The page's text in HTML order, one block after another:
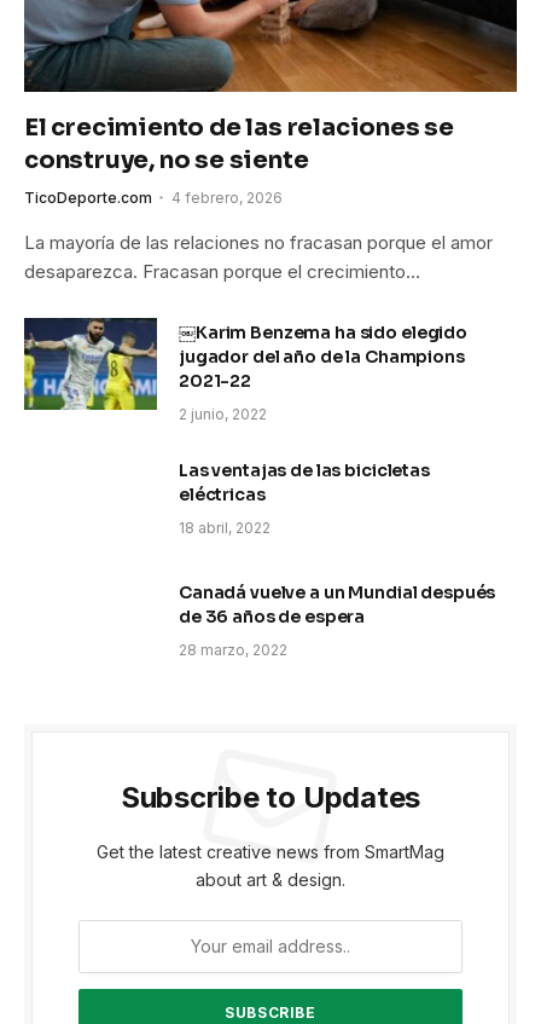
El crecimiento de las relaciones se
construye, no se siente
TicoDeporte.com 4 febrero, 2026
La mayoría de las relaciones no fracasan porque el amor
desaparezca. Fracasan porque el crecimiento…
￼Karim Benzema ha sido elegido
jugador del año de la Champions
2021-22
2 junio, 2022
Las ventajas de las bicicletas
eléctricas
18 abril, 2022
Canadá vuelve a un Mundial después
de 36 años de espera
28 marzo, 2022
Subscribe to Updates
Get the latest creative news from SmartMag
about art & design.